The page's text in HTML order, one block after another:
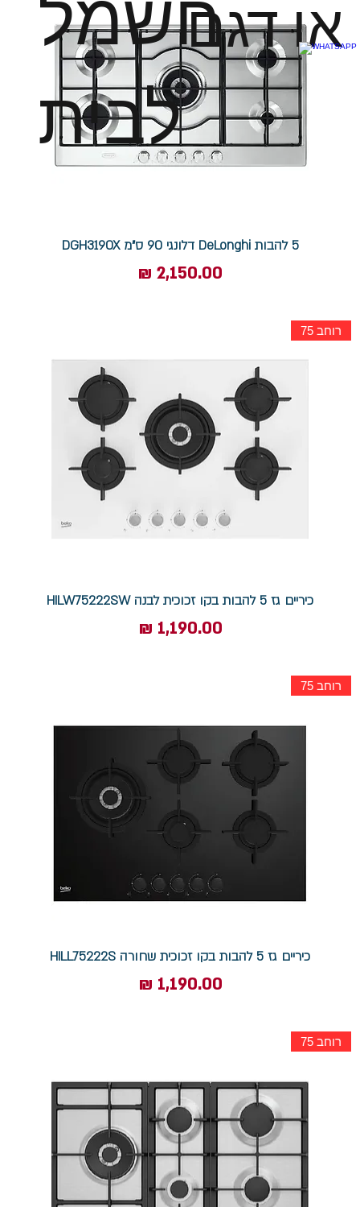
או דגם
לבית
5 להבות DeLonghi דלונגי 90 ס"מ DGH3190X
מחיר
רוחב 75
כיריים גז 5 להבות בקו זכוכית לבנה HILW75222SW
מחיר
רוחב 75
כיריים גז 5 להבות בקו זכוכית שחורה HILL75222S
מחיר
רוחב 75